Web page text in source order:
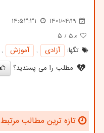
1401/04/19
14:53:31
5.0 / ۵
تگها:
آزادی , آموزش ,
مطلب را می پسندید؟
تازه ترین مطالب مرتبط